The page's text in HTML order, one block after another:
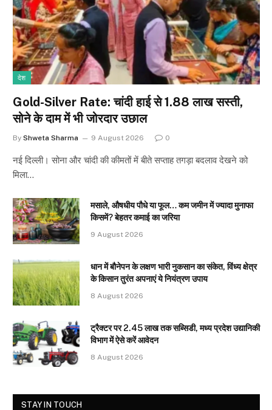
देश
Gold-Silver Rate: चांदी हाई से ₹1.88 लाख सस्ती,
सोने के दाम में भी जोरदार उछाल
By Shweta Sharma 9 August 2026 0
नई दिल्ली। सोना और चांदी की कीमतों में बीते सप्ताह तगड़ा बदलाव देखने को
मिला…
मसाले, औषधीय पौधे या फूल… कम जमीन में ज्यादा मुनाफा
किसमें? बेहतर कमाई का जरिया
9 August 2026
धान में बौनेपन के लक्षण भारी नुकसान का संकेत, विंध्य क्षेत्र
के किसान तुरंत अपनाएं ये नियंत्रण उपाय
8 August 2026
ट्रैक्टर पर 2.45 लाख तक सब्सिडी, मध्य प्रदेश उद्यानिकी
विभाग में ऐसे करें आवेदन
8 August 2026
STAY IN TOUCH